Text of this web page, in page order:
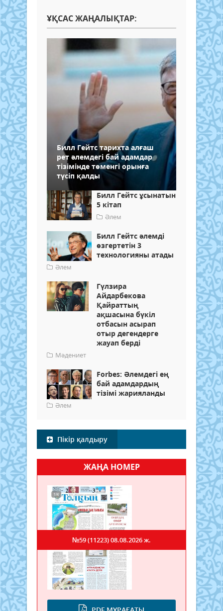
ҰҚСАС ЖАҢАЛЫҚТАР:
Билл Гейтс тарихта алғаш
рет әлемдегі бай адамдар
тізімінде төменгі орынға
түсіп қалды
Билл Гейтс ұсынатын
5 кітап
Әлем
Билл Гейтс әлемді
өзгертетін 3
технологияны атады
Әлем
Гүлзира
Айдарбекова
Қайраттың
ақшасына бүкіл
отбасын асырап
отыр дегендерге
жауап берді
Мәдениет
Forbes: Әлемдегі ең
бай адамдардың
тізімі жарияланды
Әлем
Пікір қалдыру
ЖАҢА НОМЕР
№59 (11223)08.08.2026 ж.